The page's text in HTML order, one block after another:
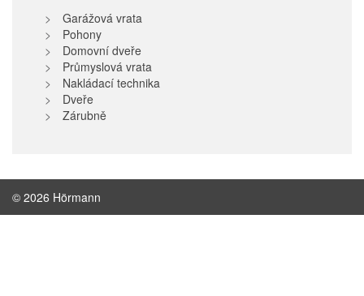
Garážová vrata
Pohony
Domovní dveře
Průmyslová vrata
Nakládací technika
Dveře
Zárubně
© 2026 Hörmann